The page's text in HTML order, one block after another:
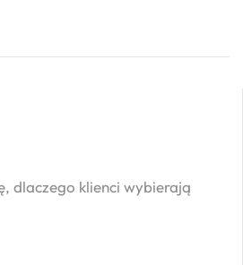
dlaczego klienci wybierają